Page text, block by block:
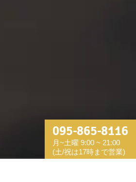
095-865-8116
月~土曜 9:00 ~ 21:00
(土/祝は17時まで営業)